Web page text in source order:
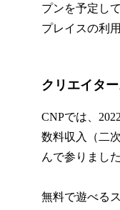
プンを予定し
プレイスの利
クリエイタ
CNPでは、
数料収入（二
んで参りました
無料で遊べる